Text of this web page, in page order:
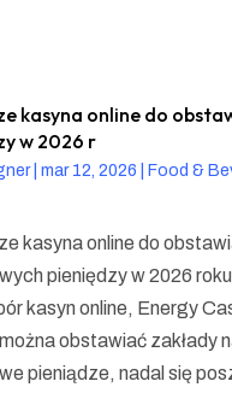
kasyna online do
w 2026 r
| mar 12, 2026
Food &
kasyna online do
pieniędzy w 2026
kasyn online, Energy
obstawiać zakłady
pieniądze, nadal się